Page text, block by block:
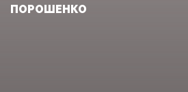
ПОРОШЕНКО